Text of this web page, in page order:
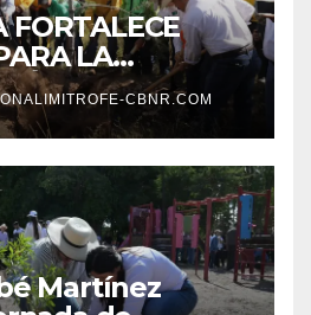
FORTALECE
LA
Y
DE SUSCBNR.COM
Martínez